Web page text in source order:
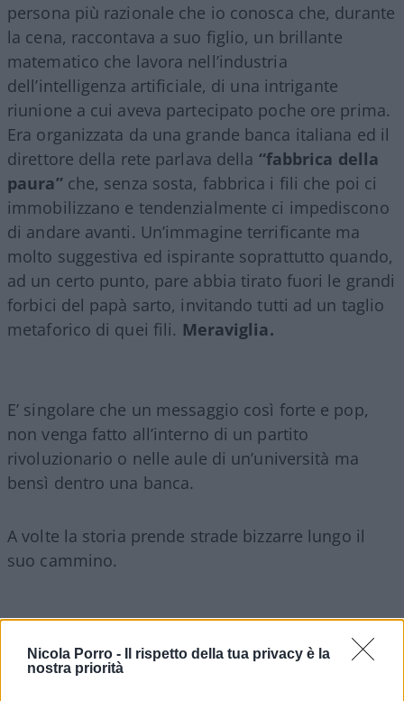
Nicola Porro -
Il rispetto della tua privacy è la
nostra priorità
persona più razionale che io conosca che, durante
la cena, raccontava a suo figlio, un brillante
matematico che lavora nell’industria
dell’intelligenza artificiale, di una intrigante
riunione a cui aveva partecipato poche ore prima.
Era organizzata da una grande banca italiana ed il
direttore della rete parlava della “fabbrica della
paura” che, senza sosta, fabbrica i fili che poi ci
immobilizzano e tendenzialmente ci impediscono
di andare avanti. Un’immagine terrificante ma
molto suggestiva ed ispirante soprattutto quando,
ad un certo punto, pare abbia tirato fuori le grandi
forbici del papà sarto, invitando tutti ad un taglio
metaforico di quei fili. Meraviglia.
E’ singolare che un messaggio così forte e pop,
non venga fatto all’interno di un partito
rivoluzionario o nelle aule di un’università ma
bensì dentro una banca.
A volte la storia prende strade bizzarre lungo il
suo cammino.
giorno del mio compleanno ma una data che mi